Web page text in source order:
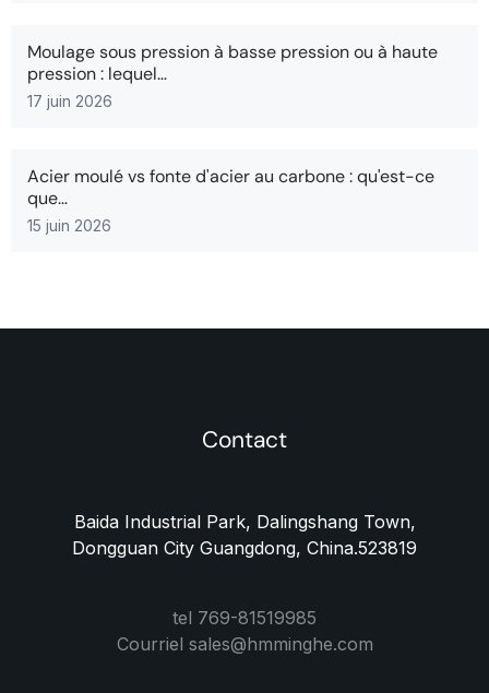
Moulage sous pression à basse pression ou à haute
pression : lequel…
17 juin 2026
Acier moulé vs fonte d'acier au carbone : qu'est-ce
que…
15 juin 2026
Contact
Baida Industrial Park, Dalingshang Town,
Dongguan City Guangdong, China.523819
tel 769-81519985
Courriel sales@hmminghe.com